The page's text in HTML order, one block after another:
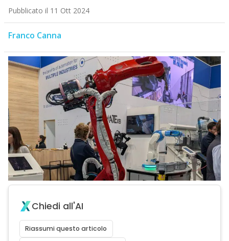
Pubblicato il 11 Ott 2024
Franco Canna
Chiedi all'AI
Riassumi questo articolo